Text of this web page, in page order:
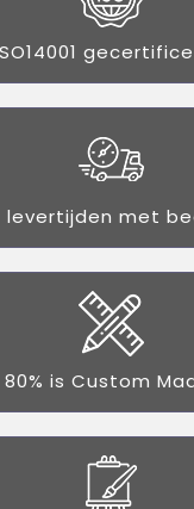
levertijden met
80% is Custom